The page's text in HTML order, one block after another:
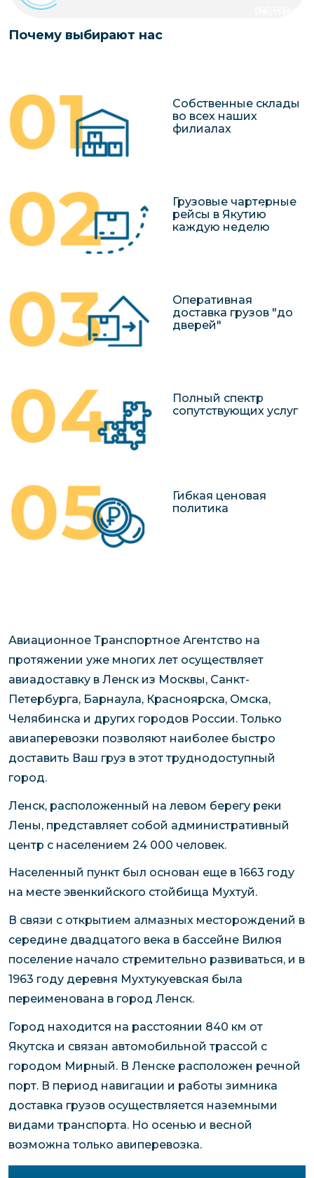
чартерных
Перевозка
Почему выбирают нас
Собственные склады
во всех наших
филиалах
Грузовые чартерные
рейсы в Якутию
каждую неделю
Оперативная
доставка грузов "до
дверей"
Полный спектр
сопутствующих услуг
Гибкая ценовая
политика
Авиационное Транспортное Агентство на
протяжении уже многих лет осуществляет
авиадоставку в Ленск из Москвы, Санкт-
Петербурга, Барнаула, Красноярска, Омска,
Челябинска и других городов России. Только
авиаперевозки позволяют наиболее быстро
доставить Ваш груз в этот труднодоступный
город.
Ленск, расположенный на левом берегу реки
Лены, представляет собой административный
центр с населением 24 000 человек.
Населенный пункт был основан еще в 1663 году
на месте эвенкийского стойбища Мухтуй.
В связи с открытием алмазных месторождений в
середине двадцатого века в бассейне Вилюя
поселение начало стремительно развиваться, и в
1963 году деревня Мухтукуевская была
переименована в город Ленск.
Город находится на расстоянии 840 км от
Якутска и связан автомобильной трассой с
городом Мирный. В Ленске расположен речной
порт. В период навигации и работы зимника
доставка грузов осуществляется наземными
видами транспорта. Но осенью и весной
возможна только авиперевозка.